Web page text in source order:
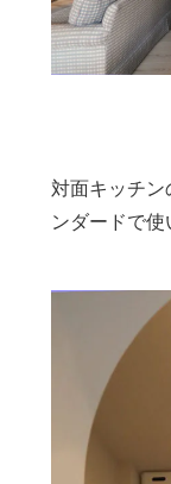
対面キッチ
ンダードで使